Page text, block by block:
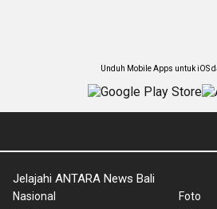
Unduh Mobile Apps untuk iOS
Jelajahi ANTARA News Bali
Nasional
Foto